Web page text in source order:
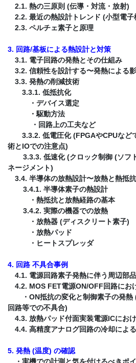
2.1. 熱の三原則 (伝導・対流・放射)
2.2. 最近の熱設計トレンド (小型電子
2.3. ペルチェ素子と原理
3. 回路/基板による熱設計と対策
3.1. 電子回路の発熱とその仕組み
3.2. 信頼性を設計する〜発熱による
3.3. 発熱の削減技術
3.3.1. 低抵抗化
・デバイス選定
・駆動方法
・回路上の工夫など
3.3.2. 低電圧化 (FPGAやCPUなど
術とIOでの注意点)
3.3.3. 低速化 (クロック制御 (ソフ
ネージメント)
3.4. 半導体の放熱設計〜放熱と熱抵
3.4.1. 半導体素子の熱設計
・熱抵抗と放熱経路の基本
3.4.2. 実際の機器での放熱
・放熱器 (ディスクリート素子)
・放熱パッド
・ヒートスプレッダ
4. 回路 不具合事例
4.1. 電源回路素子発熱に伴う周辺部
4.2. MOS FET電源ON/OFF回路にお
・ON抵抗の変化と制御素子の発熱
回路等での不具合)
4.3. 放熱パッド付面実装電源ICにお
4.4. 高精度アナログ回路の冷却によ
5. 発熱 (温度) の確認
・実機での計測と気を付けるべきポ